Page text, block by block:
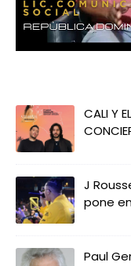
CALI Y
J
pone
Paul